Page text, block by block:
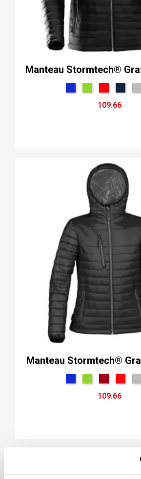
Manteau Stormtech®
109.66
Manteau Stormtech®
109.66